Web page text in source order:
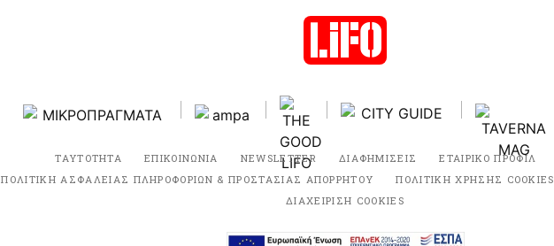
ΤΑΥΤΟΤΗΤΑ ΕΠΙΚΟΙΝΩΝΙΑ NEWSLETTER ΔΙΑΦΗΜΙΣΕΙΣ ΕΤΑΙΡΙΚΟ ΠΡΟΦΙΛ
ΠΟΛΙΤΙΚΗ ΑΣΦΑΛΕΙΑΣ ΠΛΗΡΟΦΟΡΙΩΝ & ΠΡΟΣΤΑΣΙΑΣ ΑΠΟΡΡΗΤΟΥ
ΠΟΛΙΤΙΚΗ ΧΡΗΣΗΣ COOKIES
ΔΙΑΧΕΙΡΙΣΗ COOKIES